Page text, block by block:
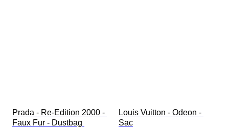
Prada - Re-Edition 2000 -
Faux Fur - Dustbag
Louis Vuitton - Odeon -
Sac